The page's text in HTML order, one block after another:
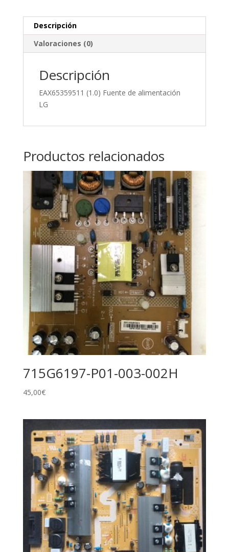
Descripción
Valoraciones (0)
Descripción
EAX65359511 (1.0) Fuente de alimentación
LG
Productos relacionados
715G6197-P01-003-002H
45,00€